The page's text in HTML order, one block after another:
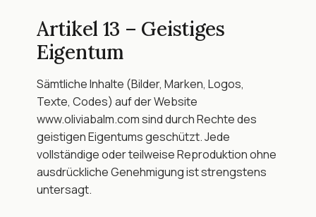
Artikel 13 – Geistiges
Eigentum
Sämtliche Inhalte (Bilder, Marken, Logos,
Texte, Codes) auf der Website
www.oliviabalm.com sind durch Rechte des
geistigen Eigentums geschützt. Jede
vollständige oder teilweise Reproduktion ohne
ausdrückliche Genehmigung ist strengstens
untersagt.